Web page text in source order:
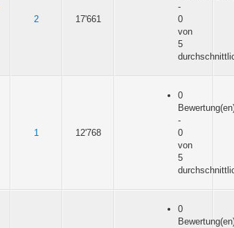
2 17'661
-
0
von
5
1 12'768
0
-
0
von
5
0